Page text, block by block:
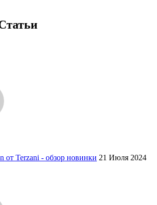
от Terzani - обзор новинки 21 Июля 2024